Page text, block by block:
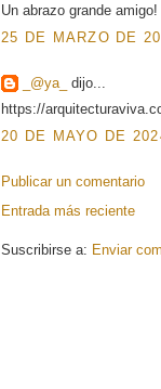
Un abrazo grande amigo!
25 DE MARZO DE
_@ya_
dijo...
https://
20 DE MAYO DE
Publicar un comentario
Entrada más reciente
Suscribirse a: Enviar